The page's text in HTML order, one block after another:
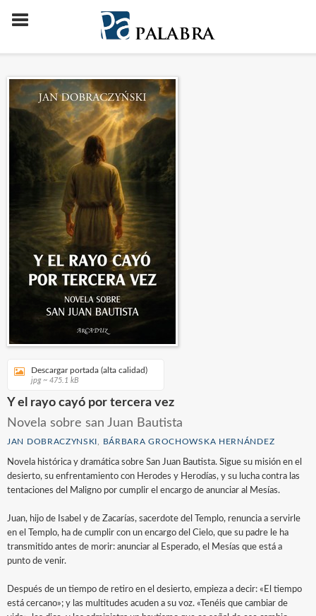
Descargar portada (alta calidad)
jpg ~ 475.1 kB
Y el rayo cayó por tercera vez
Novela sobre san Juan Bautista
JAN DOBRACZYNSKI BÁRBARA GROCHOWSKA HERNÁNDEZ
Novela histórica y dramática sobre San Juan Bautista. Sigue su misión en el
desierto, su enfrentamiento con Herodes y Herodías, y su lucha contra las
tentaciones del Maligno por cumplir el encargo de anunciar al Mesías.
Juan, hijo de Isabel y de Zacarías, sacerdote del Templo, renuncia a servirle
en el Templo, ha de cumplir con un encargo del Cielo, que su padre le ha
transmitido antes de morir: anunciar al Esperado, el Mesías que está a
punto de venir.
Después de un tiempo de retiro en el desierto, empieza a decir: «El tiempo
está cercano»; y las multitudes acuden a su voz. «Tenéis que cambiar de